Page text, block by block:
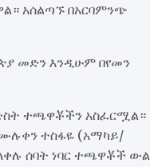
አሰልጣኙ በአርባምንጭ
መድን እንዲሁም በየመን
ተጫዋቾችን አስፈርሟል።
ሙሉቀን ተስፋዬ (አማካይ/
ሰባት ነባር ተጫዋቾች ውል